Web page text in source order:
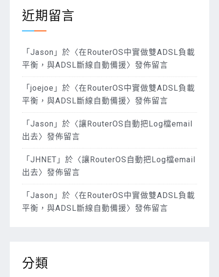
近期留言
「 Jason 」於〈在RouterOS中實做雙ADSL負載
平衡，與ADSL斷線自動備援〉發佈留言
「 joejoe 」於〈在RouterOS中實做雙ADSL負載
平衡，與ADSL斷線自動備援〉發佈留言
「 Jason 」於〈讓RouterOS自動把Log檔email
出去〉發佈留言
「 JHNET 」於〈讓RouterOS自動把Log檔email
出去〉發佈留言
「 Jason 」於〈在RouterOS中實做雙ADSL負載
平衡，與ADSL斷線自動備援〉發佈留言
分類